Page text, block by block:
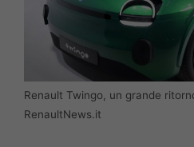
Renault Twingo, un grande
RenaultNews.it